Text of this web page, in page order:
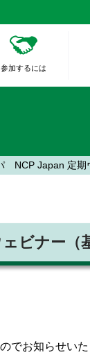
参加するには
NCP Japan 定期
ビナー（
でお知らせいた